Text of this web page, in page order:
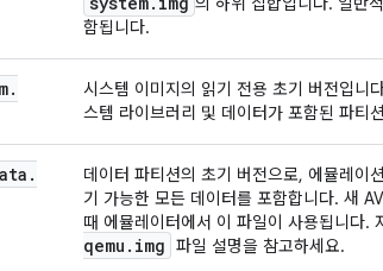
함됩니다.
.
시스템 이미지의 읽기 전용 초기 버전입니
스템 라이브러리 및 데이터가 포함된 파티
.
데이터 파티션의 초기 버전으로, 에뮬레이
기 가능한 모든 데이터를 포함합니다. 새
때 에뮬레이터에서 이 파일이 사용됩니다.
qemu . img 파일 설명을 참고하세요.